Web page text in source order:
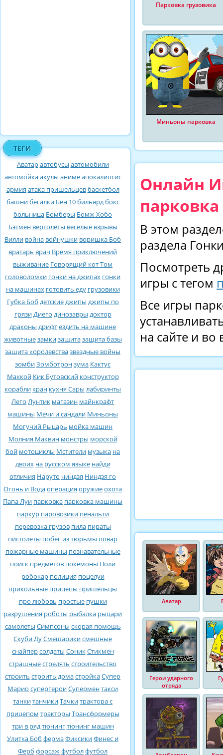
ТЕГИ
Аватаравтобусы автомобили
автомойкаакулы анимеапокалипсис
армия атака пришельцевбаскетбол
башнибегалки Бен 10бильярдбокс
больница Бомберы Бомж Хобо
Бэтмен вертолеты веселые взрывы
Вилли война войнушки воришка Боб
вратарь врач Время приключений
выживание Говорящий кот Том
головоломки гонки на джипах гонки
на машинах готовить еду грузовики
Губка Боб детскиеджипы джипы по
грязиДиего динозавры доктор
драконы дрифтездить на машине
животныезамкизащитазащита базы
защита королевствазвездные войны
зомбиЗомботронзума Кактус
Маккой Кик Бутовский конструктор
корабли кран кухня Сары лабиринты
Лего Лунтик магазин майнкрафт
машины Мечи и сандали Миньоны
Могучий Рыцарь мойка машин
Молния Маквин монстры морской
бой мотоциклы Мстители музыка на
двоих на русском языке найди
отличия Наруто ниндзя Ниндзя го
Огонь и Водаоперация оружиеохота
Папа Луи парковка парковка машины
паркур паровозики пенальти
перевозка грузов пила пираты
пистолеты побег из тюрьмы повар
пожарные машины познавательные
поиск предметов покемоны Поли
робокар полиция поцелуи
прикольные прицепы пришельцы
про любовь простые пушки
разрушения роботы рыбалка рыцари
самолеты Симпсоны скорая помощь
Скуби ДуСмешарикисмешные
снайперсолдаты СоникСтикмен
страшныестрелять строительство
строить строить домастройкаСупер
Марио супергероиСуперментакси
танкитанчикиТачкитрактора с
прицепом тракторы Трансформеры
три в рядтюнингтюнинг машин
Улитка Боб фермаФиксикиФинес и
Ферб форсажфутболфутбол
Парковка грузовика
Миньоны парковка
Онлайн
В этом
раздела
Посмотреть
игры с тегом
Все игры
на сайте и
Аватар
Герои ударного
отряда